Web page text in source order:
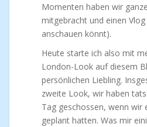
Momenten haben wir
mitgebracht und einen
anschauen könnt).
Heute starte ich also mit
London-Look auf diesem
persönlichen Liebling.
zweite Look, wir haben
Tag geschossen, wenn wir
geplant hatten. Was mir